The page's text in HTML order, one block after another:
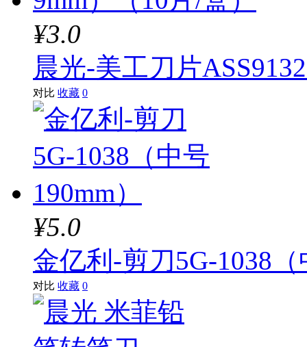
¥3.0
晨光-美工刀片
对比 收藏 0
¥5.0
金亿利-剪刀5G-1038（
对比 收藏 0